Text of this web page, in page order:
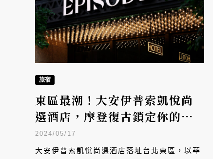
旅宿
東區最潮！大安伊普索凱悅尚
選酒店，摩登復古鎖定你的懷
舊魂
2024/05/17
大安伊普索凱悅尚選酒店落址台北東區，以華